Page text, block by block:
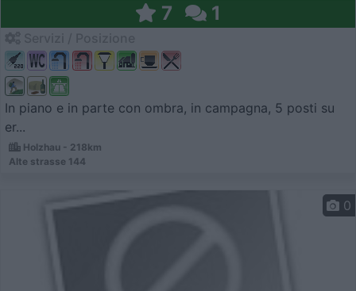
7 1
In piano e in parte con ombra, in campagna, 5 posti su
er...
Holzhau - 218km
Alte strasse 144
0